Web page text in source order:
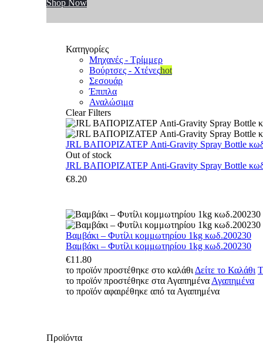
Shop Now
Κατηγορίες
Μηχανές - Τρίμμερ
Βούρτσες - Χτένεςhot
Σεσουάρ
Έπιπλα
Αναλώσιμα
Clear Filters
JRL ΒΑΠΟΡΙΖΑΤΕΡ Anti-Gravity Spray Bottle
Out of stock
JRL ΒΑΠΟΡΙΖΑΤΕΡ Anti-Gravity Spray Bottle
€8.20
Βαμβάκι – Φυτίλι κομμωτηρίου 1kg κωδ.200230
Βαμβάκι – Φυτίλι κομμωτηρίου 1kg κωδ.200230
€11.80
το προϊόν προστέθηκε στο καλάθι Δείτε το Καλάθι
το προϊόν προστέθηκε στα Αγαπημένα Αγαπημένα
το προϊόν αφαιρέθηκε από τα Αγαπημένα
Προϊόντα